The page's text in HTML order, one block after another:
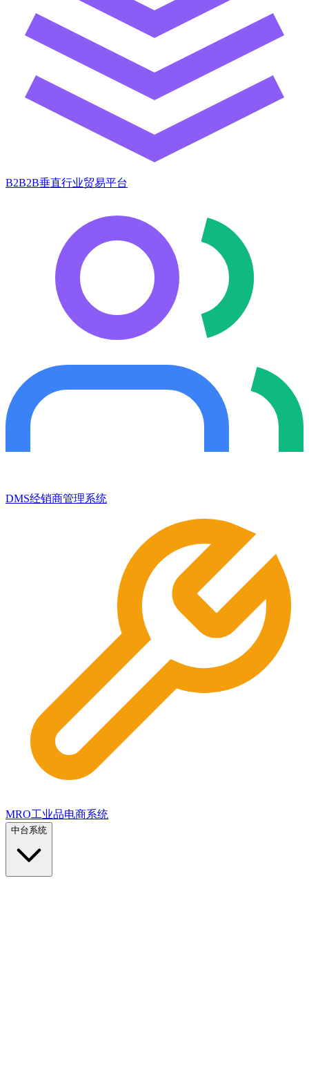
B2B2B垂直行业贸易平台
DMS经销商管理系统
MRO工业品电商系统
中台系统